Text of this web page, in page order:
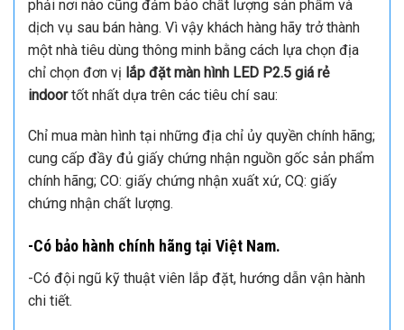
phải nơi nào cũng đảm bảo chất lượng sản phẩm và
dịch vụ sau bán hàng. Vì vậy khách hàng hãy trở thành
một nhà tiêu dùng thông minh bằng cách lựa chọn địa
chỉ chọn đơn vị lắp đặt màn hình LED P2.5 giá rẻ
indoortốt nhất dựa trên các tiêu chí sau:
Chỉ mua màn hình tại những địa chỉ ủy quyền chính hãng;
cung cấp đầy đủ giấy chứng nhận nguồn gốc sản phẩm
chính hãng; CO: giấy chứng nhận xuất xứ, CQ: giấy
chứng nhận chất lượng.
-Có bảo hành chính hãng tại Việt Nam.
-Có đội ngũ kỹ thuật viên lắp đặt, hướng dẫn vận hành
chi tiết.